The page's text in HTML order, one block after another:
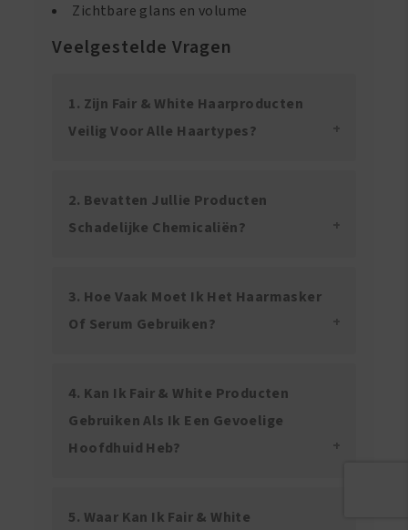
Zichtbare glans en volume
Veelgestelde Vragen
1. Zijn Fair & White Haarproducten
Veilig Voor Alle Haartypes?
2. Bevatten Jullie Producten
Schadelijke Chemicaliën?
3. Hoe Vaak Moet Ik Het Haarmasker
Of Serum Gebruiken?
4. Kan Ik Fair & White Producten
Gebruiken Als Ik Een Gevoelige
Hoofdhuid Heb?
5. Waar Kan Ik Fair & White